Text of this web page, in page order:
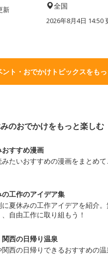
新 全国
2026年8月4日 14:50
ト・おでかけトピックスをも
のおでかけをもっと楽しむ
おすすめ漫画
みたいおすすめの漫画をまとめて
の工作のアイデア集
に夏休みの工作アイデアを紹介
自由工作に取り組もう！
関西の日帰り温泉
関西の日帰りできるおすすめの